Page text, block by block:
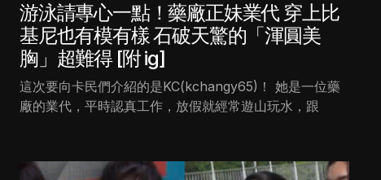
游泳請專心一點！藥廠正妹業代 穿上比
基尼也有模有樣 石破天驚的「渾圓美
胸」超難得 [附 ig]
這次要向卡民們介紹的是KC(kchangy65)！ 她是一位藥
廠的業代，平時認真工作，放假就經常遊山玩水，跟